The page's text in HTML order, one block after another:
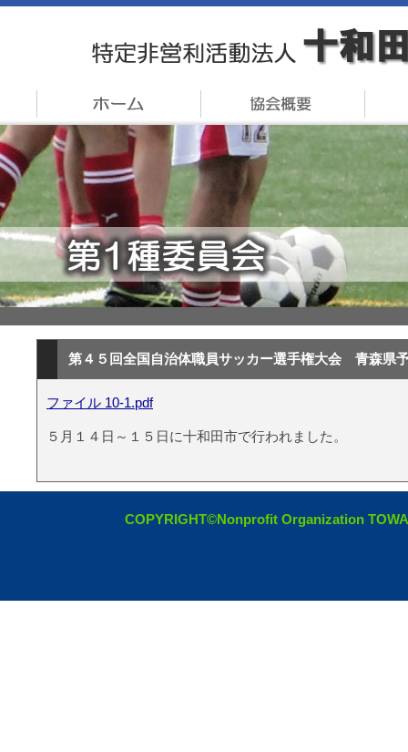
第４５回全国自治体職員サッカー選手権大会 青森県
ファイル 10-1.pdf
５月１４日～１５日に十和田市で行われました。
COPYRIGHT©Nonprofit Organization